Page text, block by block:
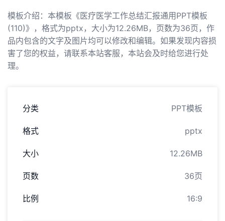
模板介绍：本模板《医疗医学工作总结汇报通用PPT模板
(110)》，格式为pptx，大小为12.26MB，页数为36页，作
品内包含的文字及图片均可以修改和编辑。如果发现内容损
害了您的权益，请联系本站客服，本站会及时给您进行处
理。
分类 PPT模板
格式 pptx
大小 12.26MB
页数 36页
比例 16:9